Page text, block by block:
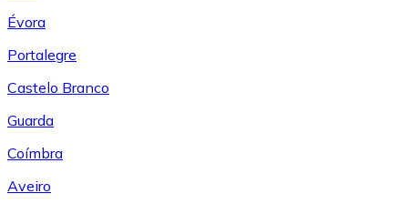
Évora
Portalegre
Castelo Branco
Guarda
Coímbra
Aveiro